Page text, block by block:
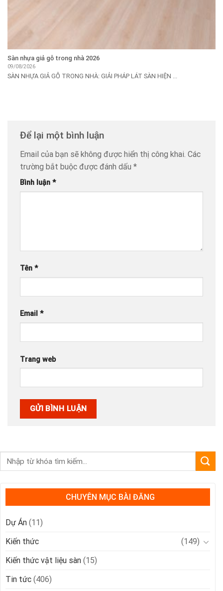
Sàn nhựa giả gỗ trong nhà 2026
09/08/2026
SÀN NHỰA GIẢ GỖ TRONG NHÀ: GIẢI PHÁP LÁT SÀN HIỆN ...
Để lại một bình luận
Email của bạn sẽ không được hiển thị công khai. Các
trường bắt buộc được đánh dấu *
Bình luận *
Tên *
Email *
Trang web
CHUYÊN MỤC BÀI ĐĂNG
Dự Án (11)
Kiến thức
(149)
Kiến thức vật liệu sàn (15)
Tin tức (406)